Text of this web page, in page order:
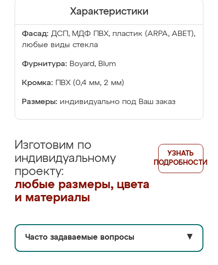
Характеристики
Фасад: ДСП, МДФ ПВХ, пластик (ARPA, ABET),
любые виды стекла
Фурнитура: Boyard, Blum
Кромка: ПВХ (0,4 мм, 2 мм)
Размеры: индивидуально под Ваш заказ
Изготовим по
индивидуальному
проекту:
любые размеры, цвета
и материалы
УЗНАТЬ
ПОДРОБНОСТИ
Часто задаваемые вопросы ▼